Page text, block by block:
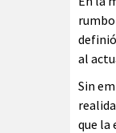
al
Sin
que la